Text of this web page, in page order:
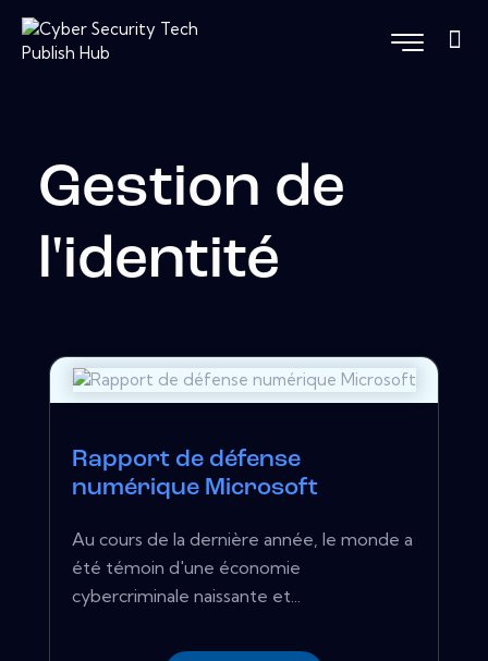
Gestion de
l'identité
Rapport de défense
numérique Microsoft
Au cours de la dernière année, le monde a
été témoin d'une économie
cybercriminale naissante et...